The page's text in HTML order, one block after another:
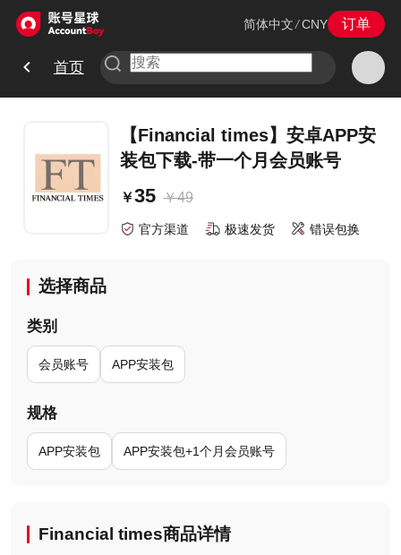
简体中文 /CNY 订单
首页
【Financial times】安卓APP安
装包下载-带一个月会员账号
￥35 ￥49
官方渠道 极速发货 错误包换
选择商品
类别
会员账号 APP安装包
规格
APP安装包 APP安装包+1个月会员账号
Financial times商品详情